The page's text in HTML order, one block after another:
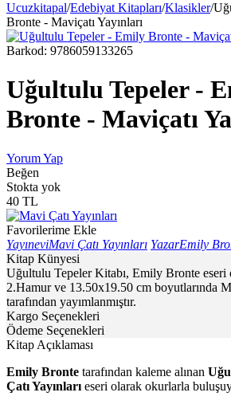
Ucuzkitapal/Edebiyat Kitapları/Klasikler/
Bronte - Maviçatı Yayınları
Barkod: 9786059133265
Uğultulu Tepeler -
Bronte - Maviçatı
Yorum Yap
Beğen
Stokta yok
40 TL
Favorilerime Ekle
YayıneviMavi Çatı Yayınları YazarEmily
Kitap Künyesi
Uğultulu Tepeler Kitabı, Emily Bronte eseri
2.Hamur ve 13.50x19.50 cm boyutlarında
tarafından yayımlanmıştır.
Kargo Seçenekleri
Ödeme Seçenekleri
Kitap Açıklaması
Emily Bronte tarafından kaleme alınan
Çatı Yayınları eseri olarak okurlarla